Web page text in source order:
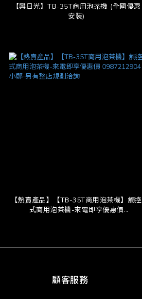
【興日光】TB-35T商用泡茶機 (全國優惠
安裝)
【熱賣產品】【TB-35T商用泡茶機】觸控
式商用泡茶機-來電即享優惠價
顧客服務